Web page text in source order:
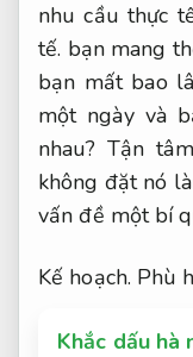
nhu cầu thực
tế. bạn mang
bạn mất bao
một ngày và
nhau?Tận
không đặt nó
vấn đề một bí
Kế hoạch. Phù
Khắc dấu hà